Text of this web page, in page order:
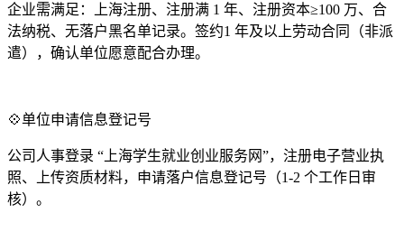
企业需满足：上海注册、注册满 1 年、注册资本≥100 万、合
法纳税、无落户黑名单记录。签约1 年及以上劳动合同（非派
遣），确认单位愿意配合办理。
💠单位申请信息登记号
公司人事登录 “上海学生就业创业服务网”，注册电子营业执
照、上传资质材料，申请落户信息登记号（1-2 个工作日审
核）。